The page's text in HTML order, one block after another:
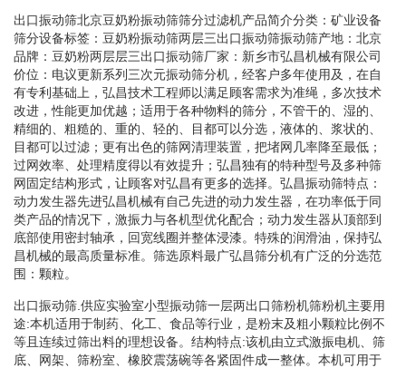
出口振动筛北京豆奶粉振动筛筛分过滤机产品简介分类：矿业设备
筛分设备标签：豆奶粉振动筛两层三出口振动筛振动筛产地：北京
品牌：豆奶粉两层层三出口振动筛厂家：新乡市弘昌机械有限公司
价位：电议更新系列三次元振动筛分机，经客户多年使用及，在自
有专利基础上，弘昌技术工程师以满足顾客需求为准绳，多次技术
改进，性能更加优越；适用于各种物料的筛分，不管干的、湿的、
精细的、粗糙的、重的、轻的、目都可以分选，液体的、浆状的、
目都可以过滤；更有出色的筛网清理装置，把堵网几率降至最低；
过网效率、处理精度得以有效提升；弘昌独有的特种型号及多种筛
网固定结构形式，让顾客对弘昌有更多的选择。弘昌振动筛特点：
动力发生器先进弘昌机械有自己先进的动力发生器，在功率低于同
类产品的情况下，激振力与各机型优化配合；动力发生器从顶部到
底部使用密封轴承，回宽线圈并整体浸漆。特殊的润滑油，保持弘
昌机械的最高质量标准。筛选原料最广弘昌筛分机有广泛的分选范
围：颗粒。
出口振动筛.供应实验室小型振动筛一层两出口筛粉机筛粉机主要用
途:本机适用于制药、化工、食品等行业，是粉末及粗小颗粒比例不
等且连续过筛出料的理想设备。结构特点:该机由立式激振电机、筛
底、网架、筛粉室、橡胶震荡碗等各紧固件成一整体。本机可用于